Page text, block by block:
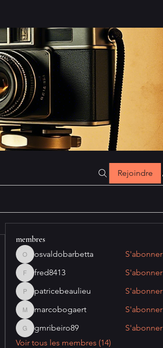
Rejoindre
membres
osvaldobarbetta
osvaldobarbetta S'abonner
fred8413
fred8413 S'abonner
patricebeaulieu
patricebeaulieu S'abonner
marcobogaert
marcobogaert S'abonner
gmribeiro89
gmribeiro89
S'abonner
Voir tous les membres (14)